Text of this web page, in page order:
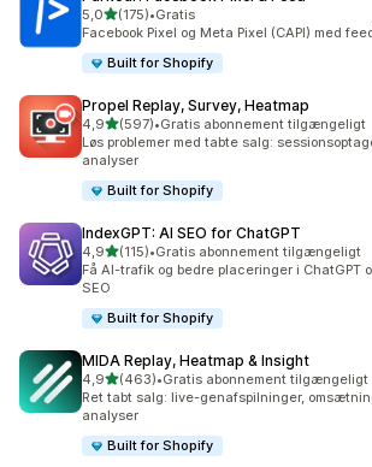
5,0ud af 5 stjerner
(175)
175 anmeldelser i alt
•Gratis
Facebook Pixel og Meta Pixel (CAPI) med
Built for Shopify
Propel Replay, Survey, Heatmap
4,9ud af 5 stjerner
(597)
597 anmeldelser i alt
•Gratis abonnement tilgængeligt
Løs problemer med tabte salg:
analyser
Built for Shopify
IndexGPT: AI SEO for ChatGPT
4,9ud af 5 stjerner
(115)
115 anmeldelser i alt
•Gratis abonnement tilgængeligt
Få AI-trafik og bedre placeringer i ChatGPT
SEO
Built for Shopify
MIDA Replay, Heatmap & Insight
4,9ud af 5 stjerner
(463)
463 anmeldelser i alt
•Gratis abonnement tilgængeligt
Ret tabt salg: live-genafspilninger,
analyser
Built for Shopify